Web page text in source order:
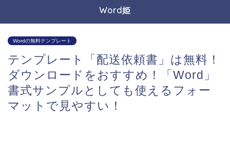
Word姫
Wordの無料テンプレート
テンプレート「配送依頼書」は無料！
ダウンロードをおすすめ！「Word」
書式サンプルとしても使えるフォー
マットで見やすい！